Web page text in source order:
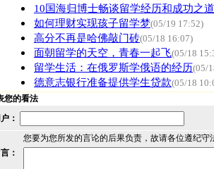
10国海归博士畅谈留学经历和成功之道
如何理财实现孩子留学梦(05/19 17:52)
高分不再是哈佛敲门砖(05/18 16:07)
面朝留学的天空，青春一起飞(05/18
留学生活：在俄罗斯学俄语的经历(05/
德意志银行准备提供学生贷款(05/18
您的看法
：
您要为您所发的言论的后果负责，故请各位遵纪守
：